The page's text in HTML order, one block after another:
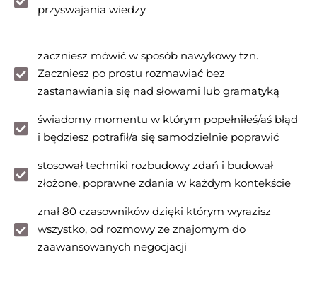
przyswajania wiedzy
zaczniesz mówić w sposób nawykowy tzn.
Zaczniesz po prostu rozmawiać bez
zastanawiania się nad słowami lub gramatyką
świadomy momentu w którym popełniłeś/aś błąd
i będziesz potrafił/a się samodzielnie poprawić
stosował techniki rozbudowy zdań i budował
złożone, poprawne zdania w każdym kontekście
znał 80 czasowników dzięki którym wyrazisz
wszystko, od rozmowy ze znajomym do
zaawansowanych negocjacji